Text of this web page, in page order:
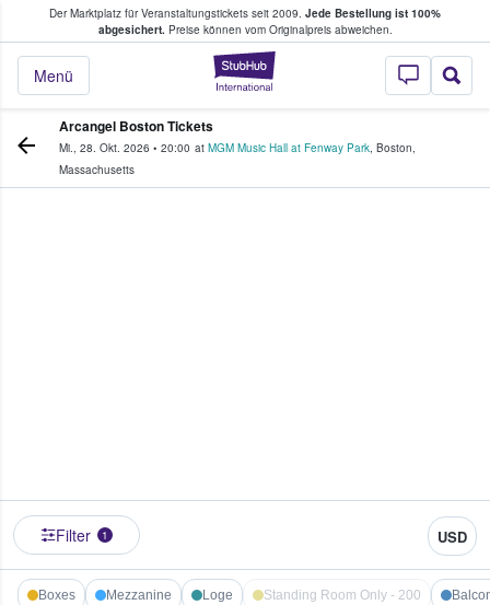
Der Marktplatz für Veranstaltungstickets seit 2009. Jede Bestellung ist 100%
abgesichert.Preise können vom Originalpreis abweichen.
StubHub - Wo
Menü
Tickets kaufen & verkaufen
Arcangel Boston Tickets
Mi., 28. Okt. 2026 • 20:00 at MGM Music Hall at Fenway Park, Boston,
Massachusetts
Filter 1 USD
Boxes Mezzanine Loge Standing Room Only - 200